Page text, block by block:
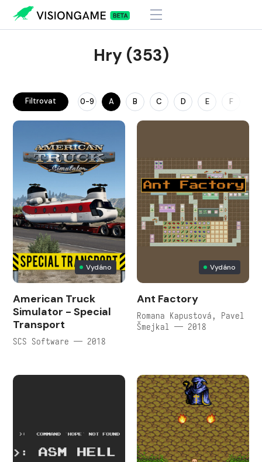
Hry (353)
Filtrovat 0-9 A B C D E F
Vydáno
American Truck
Simulator - Special
Transport
SCS Software — 2018
Vydáno
Ant Factory
Romana Kapustová, Pavel
Šmejkal — 2018